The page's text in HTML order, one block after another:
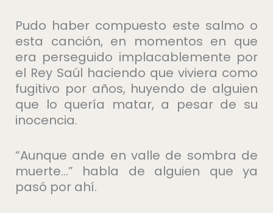
Pudo haber compuesto este salmo o
esta canción, en momentos en que
era perseguido implacablemente por
el Rey Saúl haciendo que viviera como
fugitivo por años, huyendo de alguien
que lo quería matar, a pesar de su
inocencia.
“Aunque ande en valle de sombra de
muerte…” habla de alguien que ya
pasó por ahí.